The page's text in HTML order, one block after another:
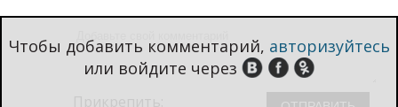
Чтобы добавить комментарий, авторизуйтесь
или войдите через